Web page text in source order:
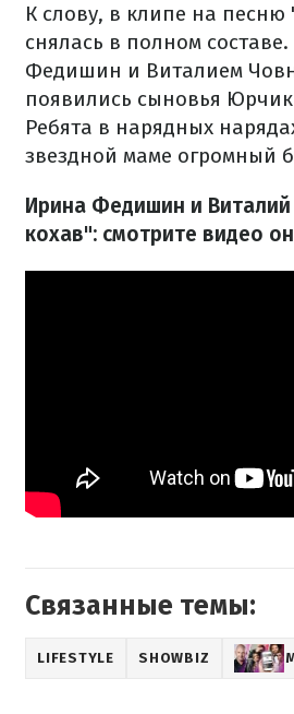
К слову, в клипе на песню
снялась в полном
Федишин и Виталием
появились сыновья
Ребята в нарядных
звездной маме огромный
Ирина Федишин и
кохав": смотрите видео
Связанные темы:
LIFESTYLE SHOWBIZ